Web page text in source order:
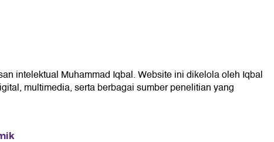
intelektual Muhammad Iqbal. Website ini dikelola oleh Iqbal
multimedia, serta berbagai sumber penelitian yang